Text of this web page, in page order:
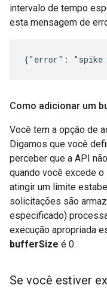
intervalo de tempo
esta mensagem de
{"error": "spike
Como adicionar um
Você tem a opção de
Digamos que você
perceber que a API
quando você excede
atingir um limite
solicitações são
especificado)
execução apropriada
bufferSize é 0.
Se você estiver